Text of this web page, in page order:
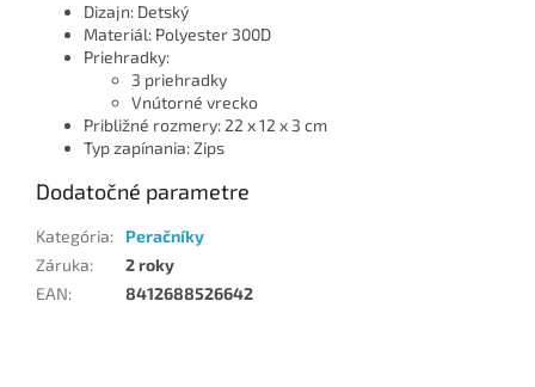
Dizajn: Detský
Materiál: Polyester 300D
Priehradky:
3 priehradky
Vnútorné vrecko
Približné rozmery: 22 x 12 x 3 cm
Typ zapínania: Zips
Dodatočné parametre
Kategória:
Peračníky
Záruka:
2 roky
EAN: 8412688526642